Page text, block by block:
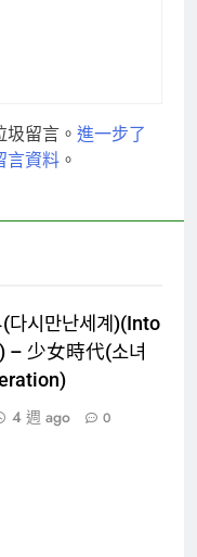
留言。 進一步了
言資料 。
시만난세계)(Into
– 少女時代(소녀
4 週 ago 0